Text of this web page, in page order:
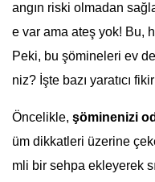
angın riski olmadan
e var ama ateş yok! Bu,
Peki, bu şömineleri ev
niz? İşte bazı yaratıcı
Öncelikle, şöminenizi
üm dikkatleri üzerine
mli bir sehpa ekleyerek